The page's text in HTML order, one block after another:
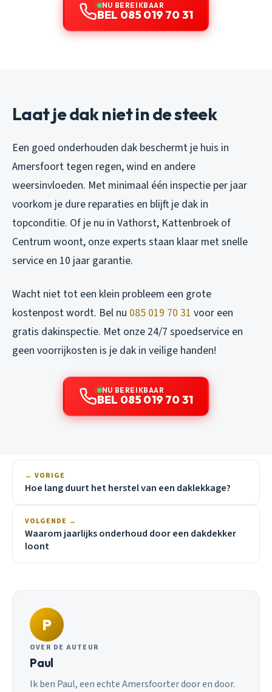
NU BEREIKBAAR
BEL 085 019 70 31
Laat je dak niet in de steek
Een goed onderhouden dak beschermt je huis in
Amersfoort tegen regen, wind en andere
weersinvloeden. Met minimaal één inspectie per jaar
voorkom je dure reparaties en blijft je dak in
topconditie. Of je nu in Vathorst, Kattenbroek of
Centrum woont, onze experts staan klaar met snelle
service en 10 jaar garantie.
Wacht niet tot een klein probleem een grote
kostenpost wordt. Bel nu 085 019 70 31 voor een
gratis dakinspectie. Met onze 24/7 spoedservice en
geen voorrijkosten is je dak in veilige handen!
NU BEREIKBAAR
BEL 085 019 70 31
← VORIGE
Hoe lang duurt het herstel van een daklekkage?
VOLGENDE →
Waarom jaarlijks onderhoud door een dakdekker
loont
P
OVER DE AUTEUR
Paul
Ik ben Paul, een echte Amersfoorter door en door.